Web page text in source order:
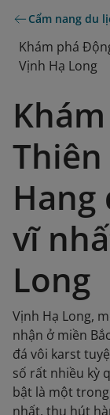
Cẩm nang du
Khám phá
Vịnh Hạ Long
Thiên
vĩ
Long
Vịnh Hạ Long,
nhận ở miền
đá vôi karst
số rất nhiều kỳ
bật là một
nhất, thu hút